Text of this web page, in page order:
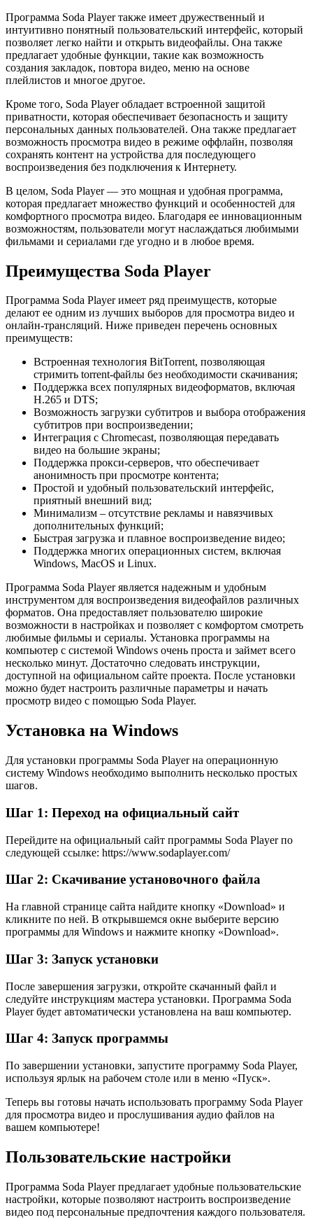
Программа Soda Player также имеет дружественный и
интуитивно понятный пользовательский интерфейс, который
позволяет легко найти и открыть видеофайлы. Она также
предлагает удобные функции, такие как возможность
создания закладок, повтора видео, меню на основе
плейлистов и многое другое.
Кроме того, Soda Player обладает встроенной защитой
приватности, которая обеспечивает безопасность и защиту
персональных данных пользователей. Она также предлагает
возможность просмотра видео в режиме оффлайн, позволяя
сохранять контент на устройства для последующего
воспроизведения без подключения к Интернету.
В целом, Soda Player — это мощная и удобная программа,
которая предлагает множество функций и особенностей для
комфортного просмотра видео. Благодаря ее инновационным
возможностям, пользователи могут наслаждаться любимыми
фильмами и сериалами где угодно и в любое время.
Преимущества Soda Player
Программа Soda Player имеет ряд преимуществ, которые
делают ее одним из лучших выборов для просмотра видео и
онлайн-трансляций. Ниже приведен перечень основных
преимуществ:
Встроенная технология BitTorrent, позволяющая
стримить torrent-файлы без необходимости скачивания;
Поддержка всех популярных видеоформатов, включая
H.265 и DTS;
Возможность загрузки субтитров и выбора отображения
субтитров при воспроизведении;
Интеграция с Chromecast, позволяющая передавать
видео на большие экраны;
Поддержка прокси-серверов, что обеспечивает
анонимность при просмотре контента;
Простой и удобный пользовательский интерфейс,
приятный внешний вид;
Минимализм – отсутствие рекламы и навязчивых
дополнительных функций;
Быстрая загрузка и плавное воспроизведение видео;
Поддержка многих операционных систем, включая
Windows, MacOS и Linux.
Программа Soda Player является надежным и удобным
инструментом для воспроизведения видеофайлов различных
форматов. Она предоставляет пользователю широкие
возможности в настройках и позволяет с комфортом смотреть
любимые фильмы и сериалы. Установка программы на
компьютер с системой Windows очень проста и займет всего
несколько минут. Достаточно следовать инструкции,
доступной на официальном сайте проекта. После установки
можно будет настроить различные параметры и начать
просмотр видео с помощью Soda Player.
Установка на Windows
Для установки программы Soda Player на операционную
систему Windows необходимо выполнить несколько простых
шагов.
Шаг 1: Переход на официальный сайт
Перейдите на официальный сайт программы Soda Player по
следующей ссылке: https://www.sodaplayer.com/
Шаг 2: Скачивание установочного файла
На главной странице сайта найдите кнопку «Download» и
кликните по ней. В открывшемся окне выберите версию
программы для Windows и нажмите кнопку «Download».
Шаг 3: Запуск установки
После завершения загрузки, откройте скачанный файл и
следуйте инструкциям мастера установки. Программа Soda
Player будет автоматически установлена на ваш компьютер.
Шаг 4: Запуск программы
По завершении установки, запустите программу Soda Player,
используя ярлык на рабочем столе или в меню «Пуск».
Теперь вы готовы начать использовать программу Soda Player
для просмотра видео и прослушивания аудио файлов на
вашем компьютере!
Пользовательские настройки
Программа Soda Player предлагает удобные пользовательские
настройки, которые позволяют настроить воспроизведение
видео под персональные предпочтения каждого пользователя.